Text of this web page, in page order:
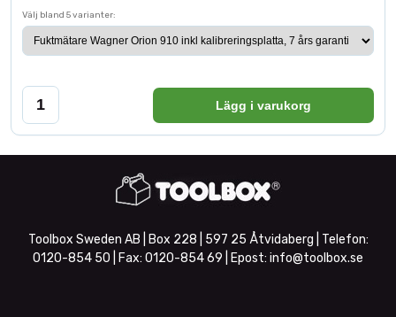
Välj bland 5 varianter:
Lägg i varukorg
Toolbox Sweden AB | Box 228 | 597 25 Åtvidaberg | Telefon:
0120-854 50 | Fax: 0120-854 69 | Epost: info@toolbox.se